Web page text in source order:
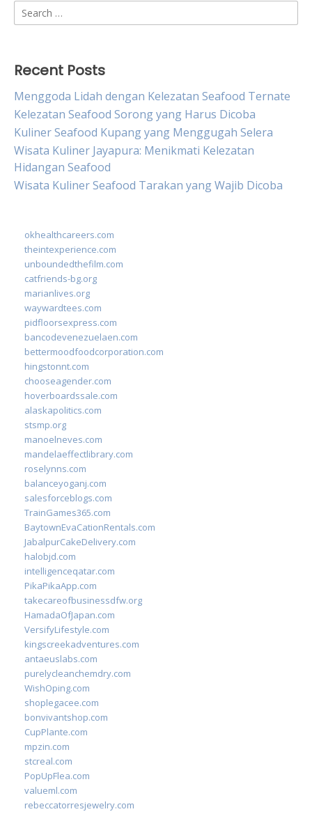
Search
for:
Recent Posts
Menggoda Lidah dengan Kelezatan Seafood Ternate
Kelezatan Seafood Sorong yang Harus Dicoba
Kuliner Seafood Kupang yang Menggugah Selera
Wisata Kuliner Jayapura: Menikmati Kelezatan
Hidangan Seafood
Wisata Kuliner Seafood Tarakan yang Wajib Dicoba
okhealthcareers.com
theintexperience.com
unboundedthefilm.com
catfriends-bg.org
marianlives.org
waywardtees.com
pidfloorsexpress.com
bancodevenezuelaen.com
bettermoodfoodcorporation.com
hingstonnt.com
chooseagender.com
hoverboardssale.com
alaskapolitics.com
stsmp.org
manoelneves.com
mandelaeffectlibrary.com
roselynns.com
balanceyoganj.com
salesforceblogs.com
TrainGames365.com
BaytownEvaCationRentals.com
JabalpurCakeDelivery.com
halobjd.com
intelligenceqatar.com
PikaPikaApp.com
takecareofbusinessdfw.org
HamadaOfJapan.com
VersifyLifestyle.com
kingscreekadventures.com
antaeuslabs.com
purelycleanchemdry.com
WishOping.com
shoplegacee.com
bonvivantshop.com
CupPlante.com
mpzin.com
stcreal.com
PopUpFlea.com
valueml.com
rebeccatorresjewelry.com